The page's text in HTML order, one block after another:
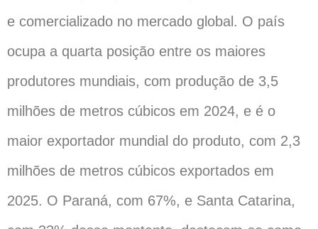
e comercializado no mercado global. O país
ocupa a quarta posição entre os maiores
produtores mundiais, com produção de 3,5
milhões de metros cúbicos em 2024, e é o
maior exportador mundial do produto, com 2,3
milhões de metros cúbicos exportados em
2025. O Paraná, com 67%, e Santa Catarina,